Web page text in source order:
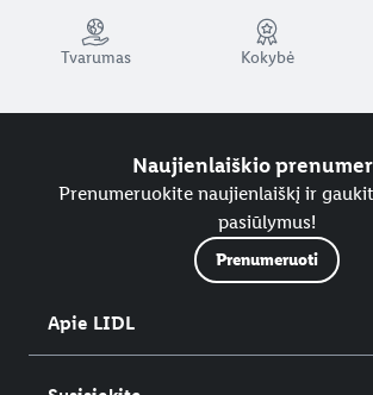
Tvarumas Kokybė
Naujienlaiškio
Prenumeruokite naujienlaiškį ir
pasiūlymus!
Prenumeruoti
Apie LIDL